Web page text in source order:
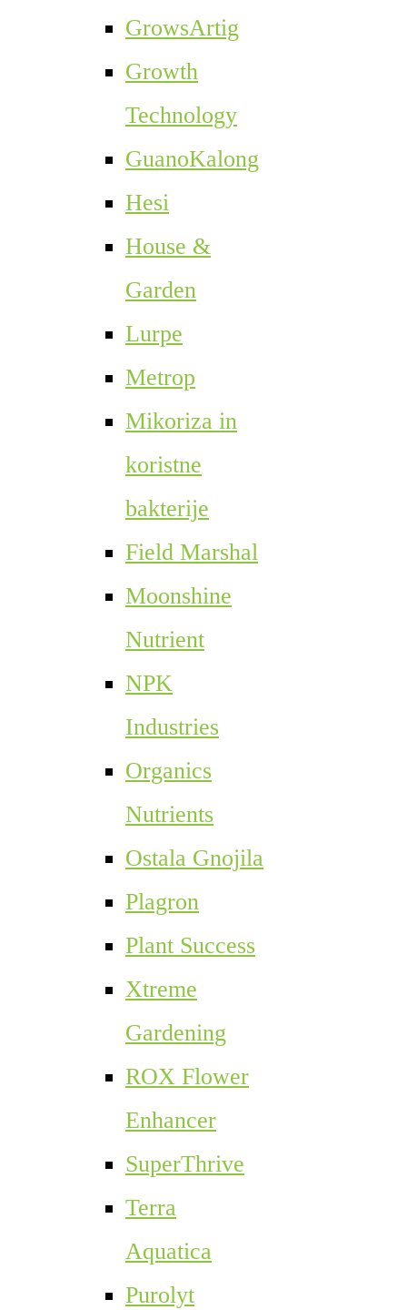
GrowsArtig
Growth
Technology
GuanoKalong
Hesi
House &
Garden
Lurpe
Metrop
Mikoriza in
koristne
bakterije
Field Marshal
Moonshine
Nutrient
NPK
Industries
Organics
Nutrients
Ostala Gnojila
Plagron
Plant Success
Xtreme
Gardening
ROX Flower
Enhancer
SuperThrive
Terra
Aquatica
Purolyt